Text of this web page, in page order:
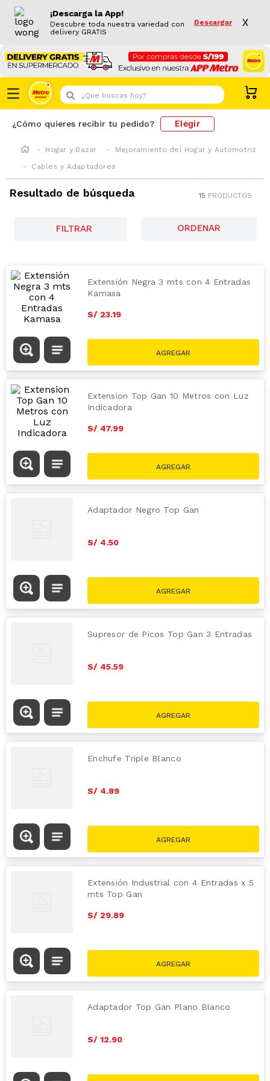
¡Descarga la App!
Descubre toda nuestra variedad con
delivery GRATIS
Descargar X
¿Que buscas hoy?
¿Cómo quieres recibir tu pedido? Elegir
Hogar y Bazar
Mejoramiento del Hogar y Automotriz
Cables y Adaptadores
Resultado de búsqueda 15 PRODUCTOS
FILTRAR
Extensión Negra 3 mts con 4 Entradas
Kamasa
S/ 23.19
Extension Top Gan 10 Metros con Luz
Indicadora
S/ 47.99
Adaptador Negro Top Gan
S/ 4.50
Supresor de Picos Top Gan 3 Entradas
S/ 45.59
Enchufe Triple Blanco
S/ 4.89
Extensión Industrial con 4 Entradas x 5
mts Top Gan
S/ 29.89
Adaptador Top Gan Plano Blanco
S/ 12.90